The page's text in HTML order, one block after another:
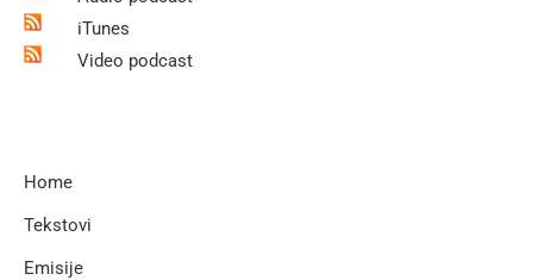
iTunes
Video podcast
Home
Tekstovi
Emisije